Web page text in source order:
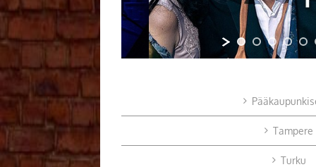
Tampere
Turku